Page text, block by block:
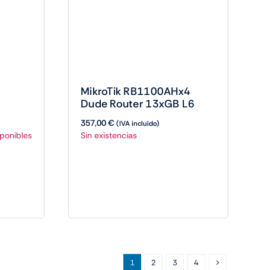
MikroTik RB1100AHx4
Dude Router 13xGB L6
357,00€(IVA incluido)
Sin existencias